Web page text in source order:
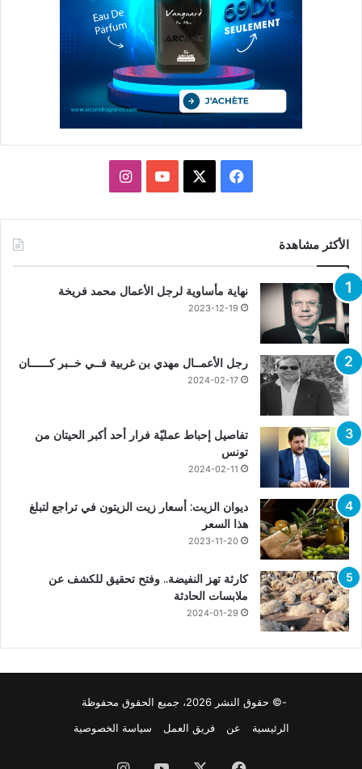
فيسبوك يوتيوبانستقرام
الأكثر مشاهدة
نهاية مأساوية لرجل الأعمال محمد فريخة
2023-12-19
رجل الأعمــال مهدي بن غربية فــي خــبر كــــــان
2024-02-17
تفاصيل إحباط عمليّة فرار أحد أكبر الحيتان من
تونس
2024-02-11
ديوان الزيت: أسعار زيت الزيتون في تراجع لتبلغ
هذا السعر
2023-11-20
كارثة تهز النفيضة.. وفتح تحقيق للكشف عن
ملابسات الحادثة
2024-01-29
-© حقوق النشر 2026، جميع الحقوق محفوظة
الرئيسية
عن فريق العمل سياسة الخصوصية